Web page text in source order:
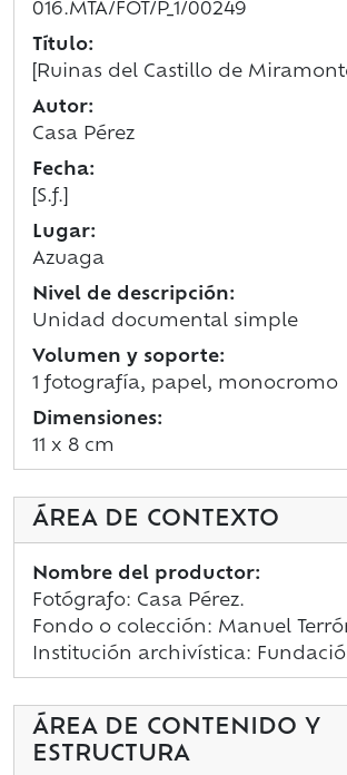
016.MTA/FOT/P_1/00249
Título:
[Ruinas del Castillo de
Autor:
Casa Pérez
Fecha:
[S.f.]
Lugar:
Azuaga
Nivel de descripción:
Unidad documental simple
Volumen y soporte:
1 fotografía, papel, monocromo
Dimensiones:
11 x 8 cm
ÁREA DE CONTEXTO
Nombre del productor:
Fotógrafo: Casa Pérez.
Fondo o colección: Manuel
Institución archivística:
ÁREA DE CONTENIDO Y
ESTRUCTURA